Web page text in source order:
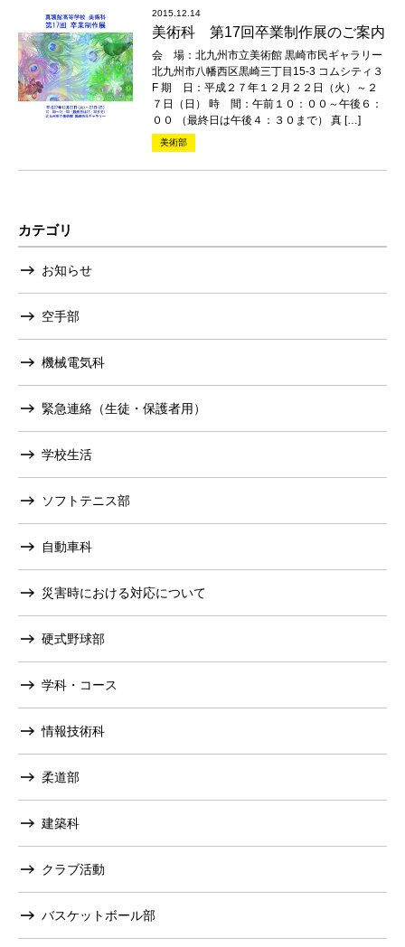
2015.12.14
美術科 第17回卒業制作展のご案内
会 場：北九州市立美術館 黒崎市民ギャラリー
北九州市八幡西区黒崎三丁目15-3 コムシティ３
F 期 日：平成２７年１２月２２日（火）～２
７日（日） 時 間：午前１０：００～午後６：
００ （最終日は午後４：３０まで） 真 […]
美術部
カテゴリ
お知らせ
空手部
機械電気科
緊急連絡（生徒・保護者用）
学校生活
ソフトテニス部
自動車科
災害時における対応について
硬式野球部
学科・コース
情報技術科
柔道部
建築科
クラブ活動
バスケットボール部